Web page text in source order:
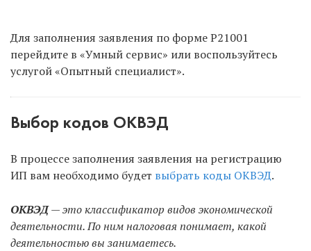
Для заполнения заявления по форме Р21001
перейдите в «Умный сервис» или воспользуйтесь
услугой «Опытный специалист».
Выбор кодов ОКВЭД
В процессе заполнения заявления на регистрацию
ИП вам необходимо будет выбрать коды ОКВЭД.
ОКВЭД— это классификатор видов экономической
деятельности. По ним налоговая понимает, какой
деятельностью вы занимаетесь.